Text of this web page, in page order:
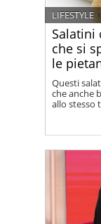
Salatini
che si
le
LIFESTYLE
Questi
che anche
allo stesso